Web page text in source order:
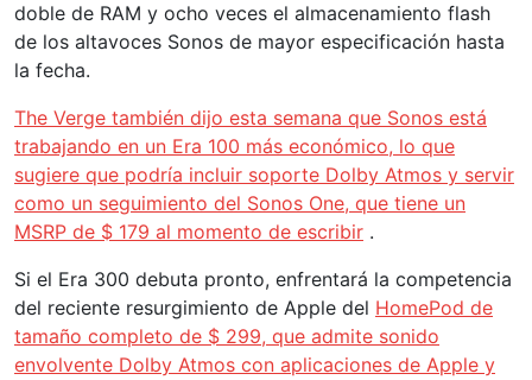
doble de RAM y ocho veces el almacenamiento flash
de los altavoces Sonos de mayor especificación hasta
la fecha.
The Verge también dijo esta semana que Sonos está
trabajando en un Era 100 más económico, lo que
sugiere que podría incluir soporte Dolby Atmos y servir
como un seguimiento del Sonos One, que tiene un
MSRP de $ 179 al momento de escribir .
Si el Era 300 debuta pronto, enfrentará la competencia
del reciente resurgimiento de Apple del HomePod de
tamaño completo de $ 299, que admite sonido
envolvente Dolby Atmos con aplicaciones de Apple y